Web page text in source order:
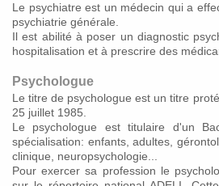
Le psychiatre est un médecin qui a
psychiatrie générale.
Il est abilité à poser un diagnostic
hospitalisation et à prescrire des
Psychologue
Le titre de psychologue est un titre
25 juillet 1985.
Le psychologue est titulaire d'un
spécialisation: enfants, adultes,
clinique, neuropsychologie...
Pour exercer sa profession le